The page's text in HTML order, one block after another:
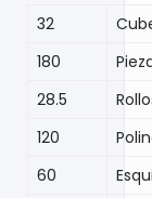
32
180
28.5
120
60